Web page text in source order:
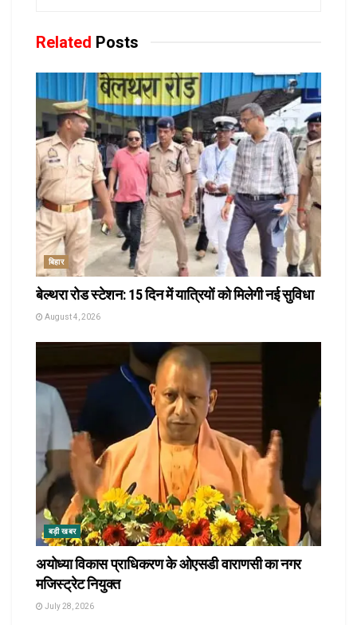
Related Posts
बिहार
बेल्थरा रोड स्टेशन: 15 दिन में यात्रियों को मिलेगी नई सुविधा
August 4, 2026
बड़ी खबर
अयोध्या विकास प्राधिकरण के ओएसडी वाराणसी का नगर
मजिस्ट्रेट नियुक्त
July 28, 2026